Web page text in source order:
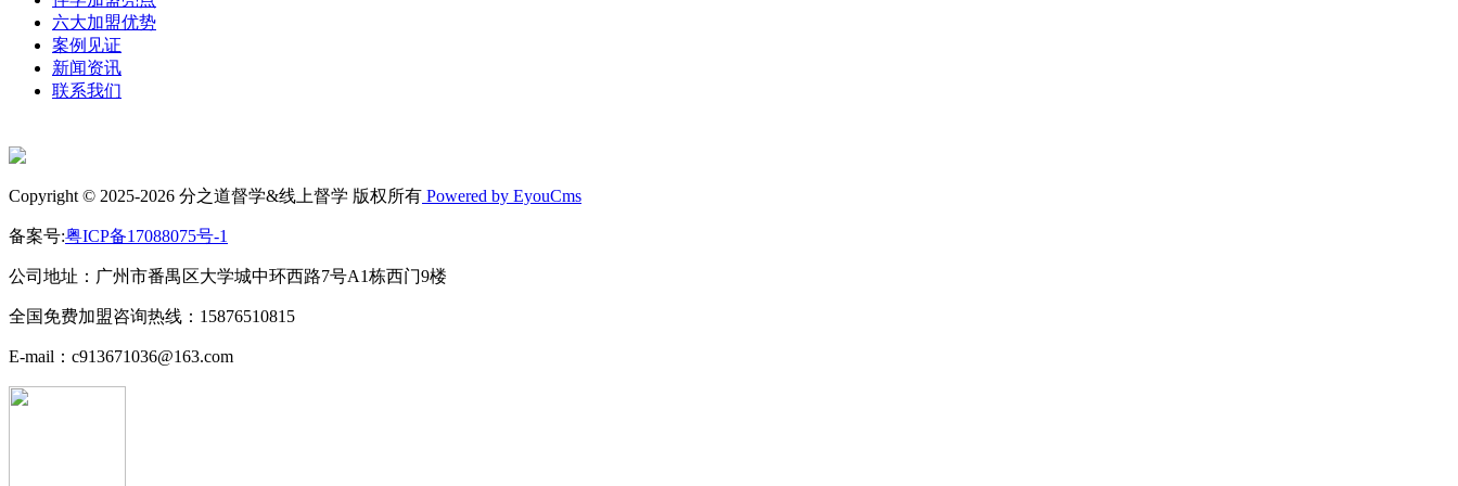
六大加盟优势
案例见证
新闻资讯
联系我们
Copyright © 2025-2026 分之道督学&线上督学 版权所有 Powered by EyouCms
备案号:粤ICP备17088075号-1
公司地址：广州市番禺区大学城中环西路7号A1栋西门9楼
全国免费加盟咨询热线：15876510815
E-mail：c913671036@163.com